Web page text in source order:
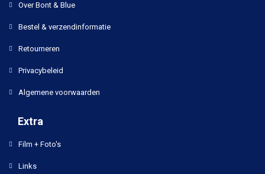
Over Bont & Blue
Bestel & verzendinformatie
Retourneren
Privacybeleid
Algemene voorwaarden
Extra
Film + Foto's
Links